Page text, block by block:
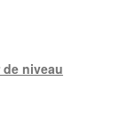
niveau